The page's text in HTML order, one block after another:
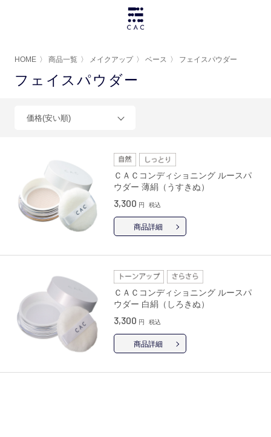
HOME 〉 商品一覧 〉 メイクアップ 〉 ベース 〉 フェイスパウダー
フェイスパウダー
価格(安い順)
ＣＡＣコンディショニング ルースパ
ウダー 薄絹（うすきぬ）
3,300 円 税込
商品詳細
ＣＡＣコンディショニング ルースパ
ウダー 白絹（しろきぬ）
3,300 円 税込
商品詳細